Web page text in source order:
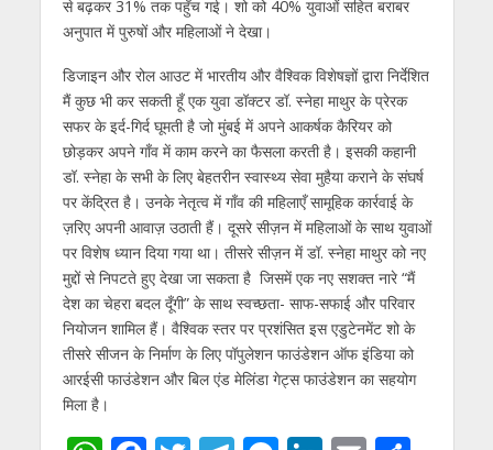
से बढ़कर 31% तक पहुँच गई। शो को 40% युवाओं सहित बराबर
अनुपात में पुरुषों और महिलाओं ने देखा।
डिजाइन और रोल आउट में भारतीय और वैश्विक विशेषज्ञों द्वारा निर्देशित
मैं कुछ भी कर सकती हूँ एक युवा डॉक्टर डॉ. स्नेहा माथुर के प्रेरक
सफर के इर्द-गिर्द घूमती है जो मुंबई में अपने आकर्षक कैरियर को
छोड़कर अपने गाँव में काम करने का फैसला करती है। इसकी कहानी
डॉ. स्नेहा के सभी के लिए बेहतरीन स्वास्थ्य सेवा मुहैया कराने के संघर्ष
पर केंद्रित है। उनके नेतृत्व में गाँव की महिलाएँ सामूहिक कार्रवाई के
ज़रिए अपनी आवाज़ उठाती हैं। दूसरे सीज़न में महिलाओं के साथ युवाओं
पर विशेष ध्यान दिया गया था। तीसरे सीज़न में डॉ. स्नेहा माथुर को नए
मुद्दों से निपटते हुए देखा जा सकता है जिसमें एक नए सशक्त नारे “मैं
देश का चेहरा बदल दूँगी” के साथ स्वच्छता- साफ-सफाई और परिवार
नियोजन शामिल हैं। वैश्विक स्तर पर प्रशंसित इस एडुटेनमेंट शो के
तीसरे सीजन के निर्माण के लिए पॉपुलेशन फाउंडेशन ऑफ इंडिया को
आरईसी फाउंडेशन और बिल एंड मेलिंडा गेट्स फाउंडेशन का सहयोग
मिला है।